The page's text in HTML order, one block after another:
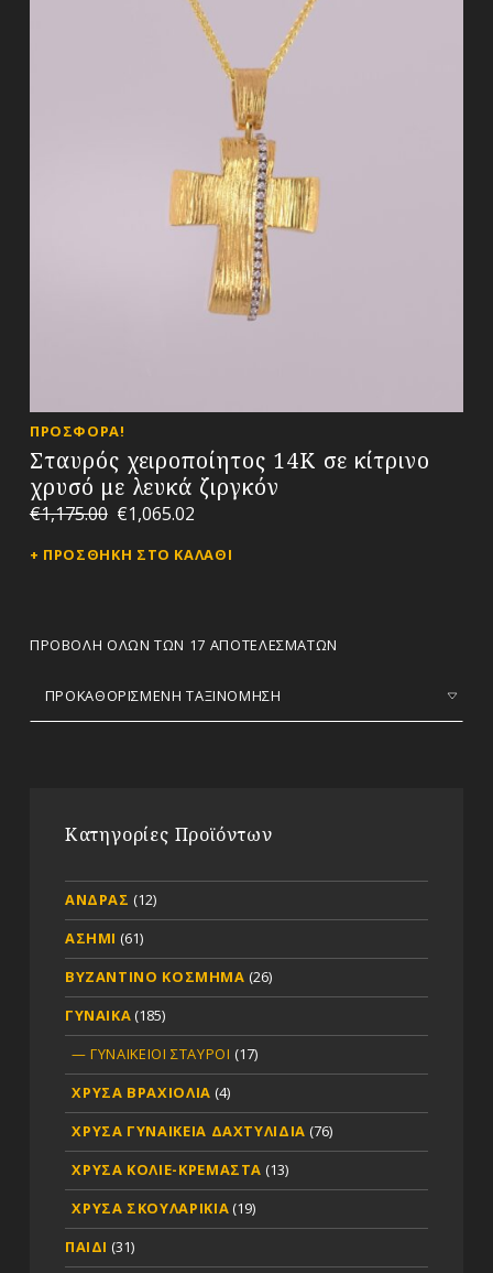
Σταυρός χειροποίητος 14Κ σε κίτρινο
χρυσό με λευκά ζιργκόν
ΠΡΟΣΦΟΡΆ!
€1,175.00 €1,065.02
ΠΡΟΣΘΉΚΗ ΣΤΟ ΚΑΛΆΘΙ
ΠΡΟΒΟΛΉ ΌΛΩΝ ΤΩΝ 17 ΑΠΟΤΕΛΕΣΜΆΤΩΝ
Κατηγορίες Προϊόντων
ΑΝΔΡΑΣ (12)
ΑΣΗΜΙ (61)
ΒΥΖΑΝΤΙΝΟ ΚΟΣΜΗΜΑ (26)
ΓΥΝΑΙΚΑ (185)
ΓΥΝΑΙΚΕΙΟΙ ΣΤΑΥΡΟΙ (17)
ΧΡΥΣΑ ΒΡΑΧΙΟΛΙΑ (4)
ΧΡΥΣΑ ΓΥΝΑΙΚΕΙΑ ΔΑΧΤΥΛΙΔΙΑ (76)
ΧΡΥΣΑ ΚΟΛΙΕ-ΚΡΕΜΑΣΤΑ (13)
ΧΡΥΣΑ ΣΚΟΥΛΑΡΙΚΙΑ (19)
ΠΑΙΔΙ (31)